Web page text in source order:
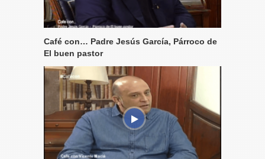
Café con… Padre Jesús García, Párroco de
El buen pastor